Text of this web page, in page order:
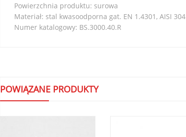
Powierzchnia produktu: surowa
Materiał: stal kwasoodporna gat. EN 1.4301, AISI 304
Numer katalogowy: BS.3000.40.R
POWIĄZANE PRODUKTY